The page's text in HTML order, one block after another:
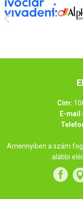
Cím:
E-mail
Amennyiben a szám
alábbi